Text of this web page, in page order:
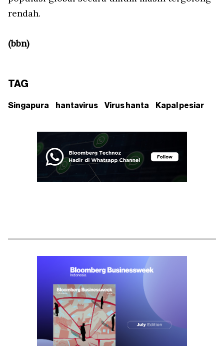
rendah.
(bbn)
TAG
Singapura hantavirus Virus hanta Kapal pesiar